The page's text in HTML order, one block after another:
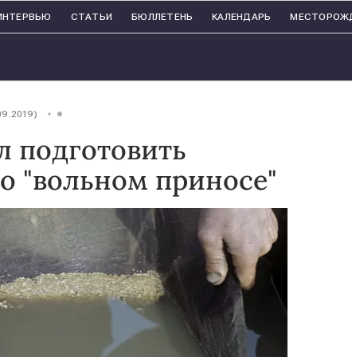
СТАТЬИ БЮЛЛЕТЕНЬ КАЛЕНДАРЬ
подготовить
"вольном приносе"